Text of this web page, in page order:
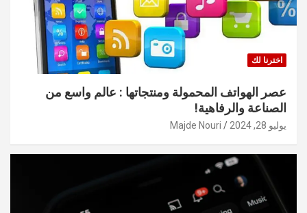
اخترنا لك
عصر الهواتف المحمولة ومنتجاتها : عالم واسع من
الصناعة والرفاهية!
يوليو 28, 2024 Majde Nouri